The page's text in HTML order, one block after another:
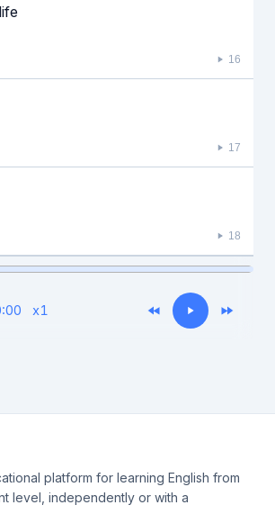
16
17
18
x1
platform for learning English from
level, independently or with a